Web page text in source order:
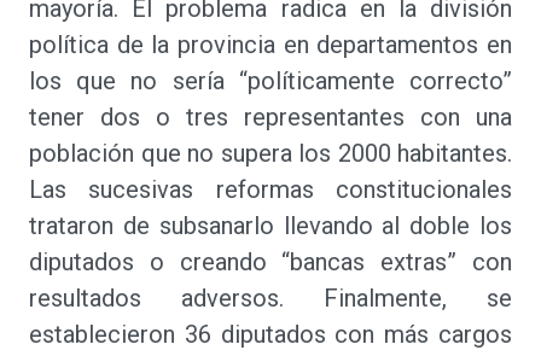
mayoría. El problema radica en la división
política de la provincia en departamentos en
los que no sería “políticamente correcto”
tener dos o tres representantes con una
población que no supera los 2000 habitantes.
Las sucesivas reformas constitucionales
trataron de subsanarlo llevando al doble los
diputados o creando “bancas extras” con
resultados adversos. Finalmente, se
establecieron 36 diputados con más cargos